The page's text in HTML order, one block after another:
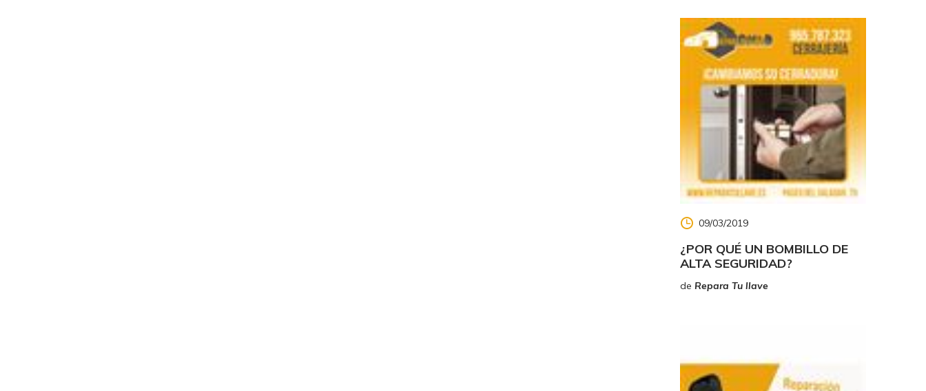
09/03/2019
¿POR QUÉ UN BOMBILLO DE
ALTA SEGURIDAD?
de Repara Tu llave